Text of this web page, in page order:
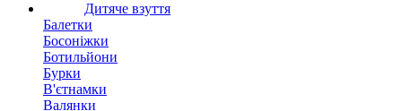
Дитяче взуття
Балетки
Босоніжки
Ботильйони
Бурки
В'єтнамки
Валянки